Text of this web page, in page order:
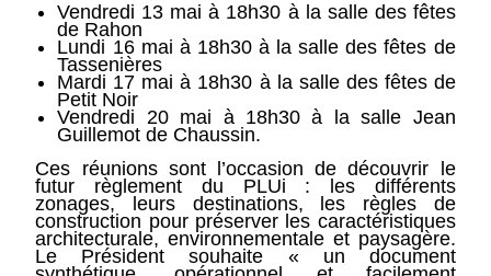
Vendredi 13 mai à 18h30 à la salle des fêtes
de Rahon
Lundi 16 mai à 18h30 à la salle des fêtes de
Tassenières
Mardi 17 mai à 18h30 à la salle des fêtes de
Petit Noir
Vendredi 20 mai à 18h30 à la salle Jean
Guillemot de Chaussin.
Ces réunions sont l’occasion de découvrir le
futur règlement du PLUi : les différents
zonages, leurs destinations, les règles de
construction pour préserver les caractéristiques
architecturale, environnementale et paysagère.
Le Président souhaite « un document